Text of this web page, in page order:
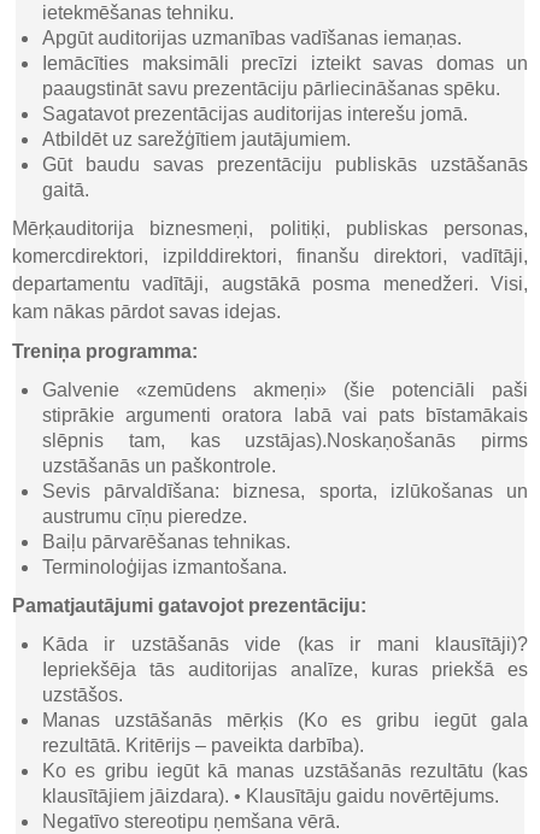
ietekmēšanas tehniku.
Apgūt auditorijas uzmanības vadīšanas iemaņas.
Iemācīties maksimāli precīzi izteikt savas domas un
paaugstināt savu prezentāciju pārliecināšanas spēku.
Sagatavot prezentācijas auditorijas interešu jomā.
Atbildēt uz sarežģītiem jautājumiem.
Gūt baudu savas prezentāciju publiskās uzstāšanās
gaitā.
Mērķauditorija biznesmeņi, politiķi, publiskas personas,
komercdirektori, izpilddirektori, finanšu direktori, vadītāji,
departamentu vadītāji, augstākā posma menedžeri. Visi,
kam nākas pārdot savas idejas.
Treniņa programma:
Galvenie «zemūdens akmeņi» (šie potenciāli paši
stiprākie argumenti oratora labā vai pats bīstamākais
slēpnis tam, kas uzstājas).Noskaņošanās pirms
uzstāšanās un paškontrole.
Sevis pārvaldīšana: biznesa, sporta, izlūkošanas un
austrumu cīņu pieredze.
Baiļu pārvarēšanas tehnikas.
Terminoloģijas izmantošana.
Pamatjautājumi gatavojot prezentāciju:
Kāda ir uzstāšanās vide (kas ir mani klausītāji)?
Iepriekšēja tās auditorijas analīze, kuras priekšā es
uzstāšos.
Manas uzstāšanās mērķis (Ko es gribu iegūt gala
rezultātā. Kritērijs – paveikta darbība).
Ko es gribu iegūt kā manas uzstāšanās rezultātu (kas
klausītājiem jāizdara). • Klausītāju gaidu novērtējums.
Negatīvo stereotipu ņemšana vērā.